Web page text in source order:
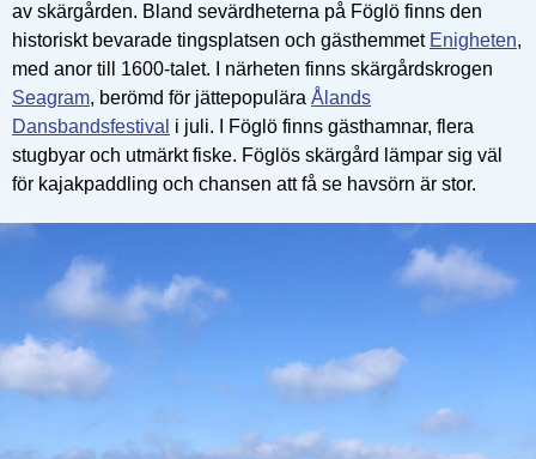
av skärgården. Bland sevärdheterna på Föglö finns den
historiskt bevarade tingsplatsen och gästhemmet Enigheten,
med anor till 1600-talet. I närheten finns skärgårdskrogen
Seagram, berömd för jättepopulära Ålands
Dansbandsfestival i juli. I Föglö finns gästhamnar, flera
stugbyar och utmärkt fiske. Föglös skärgård lämpar sig väl
för kajakpaddling och chansen att få se havsörn är stor.